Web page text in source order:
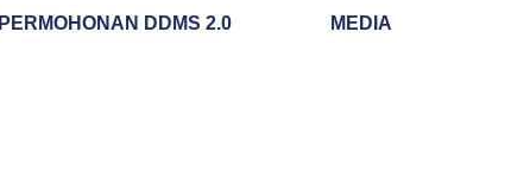
PERMOHONAN DDMS 2.0 MEDIA